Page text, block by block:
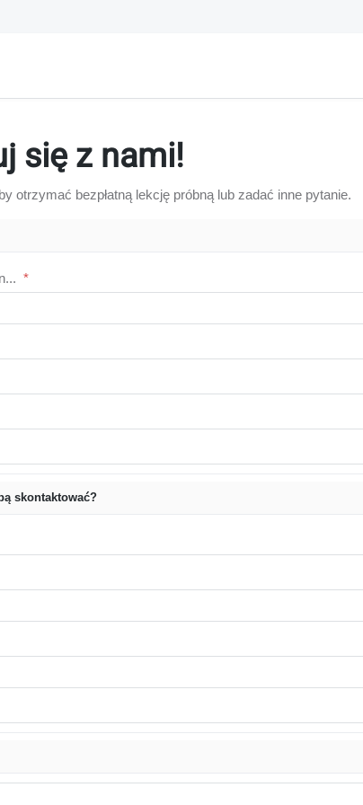
się z nami!
otrzymać bezpłatną lekcję próbną lub zadać inne pytanie.
*
skontaktować?